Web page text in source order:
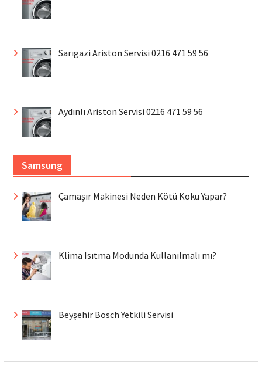
Sarıgazi Ariston Servisi 0216 471 59 56
Aydınlı Ariston Servisi 0216 471 59 56
Samsung
Çamaşır Makinesi Neden Kötü Koku Yapar?
Klima Isıtma Modunda Kullanılmalı mı?
Beyşehir Bosch Yetkili Servisi